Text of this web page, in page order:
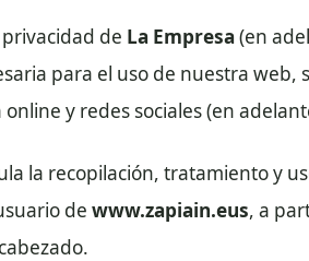
de La Empresa(en
para el uso de nuestra web,
y redes sociales (en
la recopilación, tratamiento y
de www.zapiain.eus, a